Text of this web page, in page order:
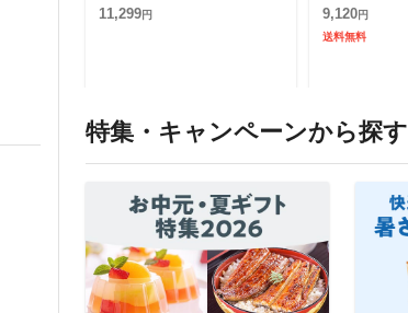
11,299円 9,120円
送料無料
特集・キャンペーンから探す